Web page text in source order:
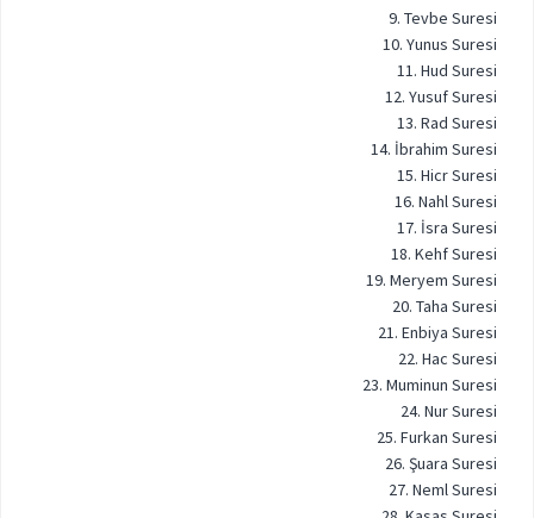
9. Tevbe Suresi
10. Yunus Suresi
11. Hud Suresi
12. Yusuf Suresi
13. Rad Suresi
14. İbrahim Suresi
15. Hicr Suresi
16. Nahl Suresi
17. İsra Suresi
18. Kehf Suresi
19. Meryem Suresi
20. Taha Suresi
21. Enbiya Suresi
22. Hac Suresi
23. Muminun Suresi
24. Nur Suresi
25. Furkan Suresi
26. Şuara Suresi
27. Neml Suresi